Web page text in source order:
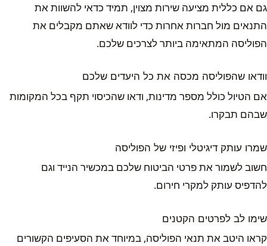
גם אם כללית מציעה שירות מצוין, תמיד כדאי להשוות את
התנאים מול חברות אחרות כדי לוודא שאתם מקבלים את
הפוליסה המתאימה ביותר לצרכים שלכם.
וודאו שהפוליסה מכסה את כל היעדים שלכם
אם הטיול כולל מספר מדינות, ודאו שהכיסוי תקף בכל המקומות
שבהם תבקרו.
שמרו עותק דיגיטלי ופיזי של הפוליסה
חשוב לשמור את פרטי הביטוח שלכם במכשיר הנייד וגם
להדפיס עותק למקרי חירום.
שימו לב לפרטים הקטנים
קראו היטב את תנאי הפוליסה, במיוחד את הסעיפים הקשורים